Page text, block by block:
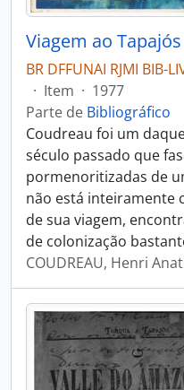
Viagem ao Tapajós
BR DFFUNAI RJMI BIB-
· Item · 1977
Parte de Bibliográfico
Coudreau foi um
século passado que
pormenoritizadas de
não está inteiramente
de sua viagem,
de colonização
COUDREAU, Henri